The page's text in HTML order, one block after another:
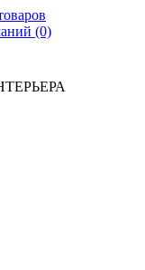
(0)